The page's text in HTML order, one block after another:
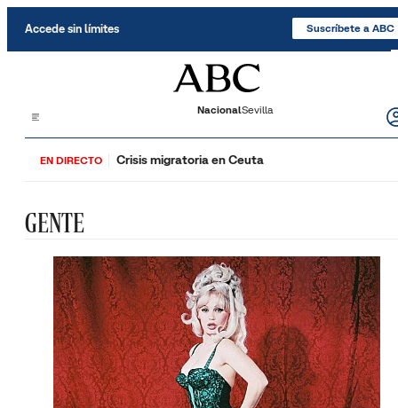
Accede sin límites Suscríbete a ABC
NacionalSevilla
EN DIRECTO Crisis migratoria en Ceuta
GENTE